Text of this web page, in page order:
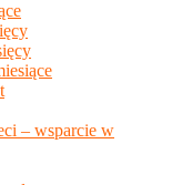
– wsparcie w